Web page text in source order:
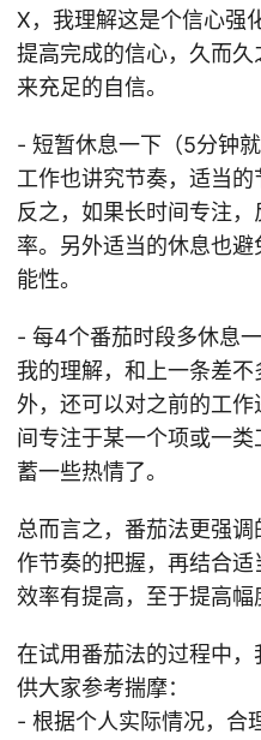
X，我理解这是个信心强
提高完成的信心，久而
来充足的自信。
- 短暂休息一下（5分钟就
工作也讲究节奏，适当的
反之，如果长时间专注
率。另外适当的休息也
能性。
- 每4个番茄时段多休息
我的理解，和上一条差
外，还可以对之前的工
间专注于某一个项或一
蓄一些热情了。
总而言之，番茄法更强
作节奏的把握，再结合
效率有提高，至于提高幅
在试用番茄法的过程中，
供大家参考揣摩：
- 根据个人实际情况，合